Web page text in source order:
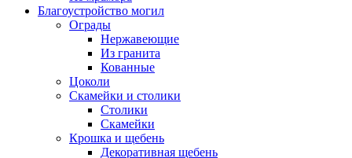
Благоустройство могил
Ограды
Нержавеющие
Из гранита
Кованные
Цоколи
Скамейки и столики
Столики
Скамейки
Крошка и щебень
Декоративная щебень